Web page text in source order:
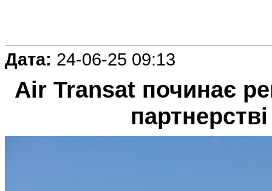
Дата: 24-06-25 09:13
Air Transat починає